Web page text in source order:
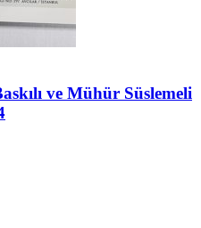
ve Mühür Süslemeli